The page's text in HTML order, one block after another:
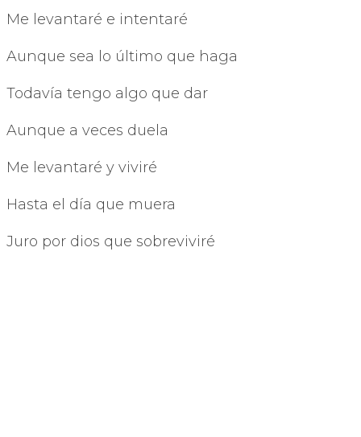
Me levantaré e intentaré
Aunque sea lo último que haga
Todavía tengo algo que dar
Aunque a veces duela
Me levantaré y viviré
Hasta el día que muera
Juro por dios que sobreviviré